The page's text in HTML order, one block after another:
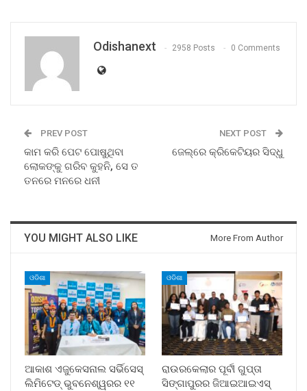
Odishanext 2958 Posts 0 Comments
PREV POST
କାମ କରି ପେଟ ପୋଷୁଥିବା
ଲୋକଙ୍କୁ ଗରିବ କୁହନି, ସେ ତ
ତନରେ ମନରେ ଧନୀ
NEXT POST
ଜେଲ୍‌ରେ କ୍ରିକେଟିୟର ସିଦ୍ଧୁ
YOU MIGHT ALSO LIKE More From Author
ଓଡିଶା
ଆକାଶ ଏଜୁକେସନାଲ ସର୍ଭିସେସ୍
ଲିମିଟେଡ୍ ଭୁବନେଶ୍ୱରର ୧୧
ଓଡିଶା
ରାଉରକେଲାର ପୂର୍ବୀ ଗୁପ୍ତା
ସିଙ୍ଗାପୁରର ଜିଆଇଆଇଏସ୍